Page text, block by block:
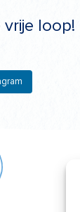
loop!